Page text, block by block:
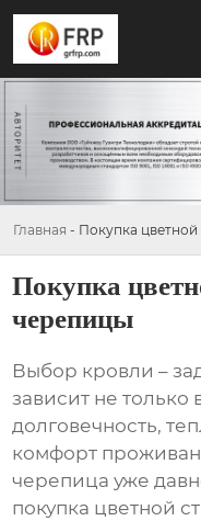
Главная - Покупка
Покупка
черепицы
Выбор кровли –
зависит не
долговечность,
комфорт
черепица уже
покупка цветной